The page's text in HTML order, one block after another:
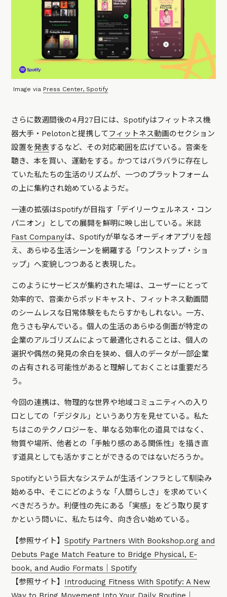
Image via Press Center, Spotify
さらに数週間後の4月27日には、Spotifyはフィットネス機
器大手・Pelotonと提携してフィットネス動画のセクション
設置を発表するなど、その対応範囲を広げている。音楽を
聴き、本を買い、運動をする。かつてはバラバラに存在し
ていた私たちの生活のリズムが、一つのプラットフォーム
の上に集約され始めているようだ。
一連の拡張はSpotifyが目指す「デイリーウェルネス・コン
パニオン」としての展開を鮮明に映し出している。米誌
Fast Companyは、Spotifyが単なるオーディオアプリを超
え、あらゆる生活シーンを網羅する「ワンストップ・ショ
ップ」へ変貌しつつあると表現した。
このようにサービスが集約された場は、ユーザーにとって
効率的で、音楽からポッドキャスト、フィットネス動画間
のシームレスな日常体験をもたらすかもしれない。一方、
危うさも孕んでいる。個人の生活のあらゆる側面が特定の
企業のアルゴリズムによって最適化されることは、個人の
選択や偶然の発見の余白を狭め、個人のデータが一部企業
の占有される可能性があると理解しておくことは重要だろ
う。
今回の連携は、物理的な世界や地域コミュニティへの入り
口としての「デジタル」というあり方を見せている。私た
ちはこのテクノロジーを、単なる効率化の道具ではなく、
物質や場所、他者との「手触り感のある関係性」を描き直
す道具としても活かすことができるのではないだろうか。
Spotifyという巨大なシステムが生活インフラとして馴染み
始める中、そこにどのような「人間らしさ」を求めていく
べきだろうか。利便性の先にある「実感」をどう取り戻す
かという問いに、私たちは今、向き合い始めている。
【参照サイト】Spotify Partners With Bookshop.org and
Debuts Page Match Feature to Bridge Physical, E-
book, and Audio Formats｜Spotify
【参照サイト】 Introducing Fitness With Spotify: A New